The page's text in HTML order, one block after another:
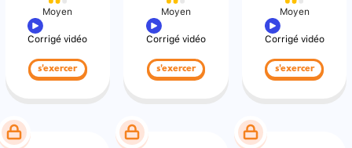
Moyen
Corrigé vidéo
s'exercer
Moyen
Corrigé vidéo
s'exercer
Moyen
Corrigé vidéo
s'exercer